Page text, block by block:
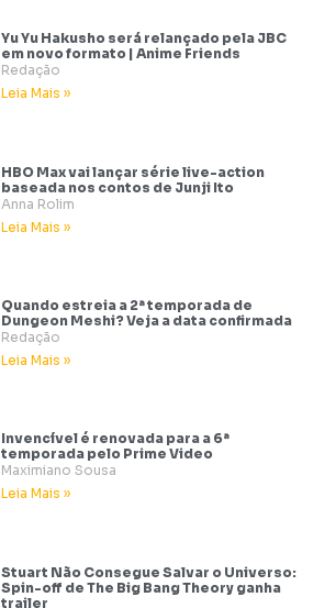
Yu Yu Hakusho será relançado pela JBC
em novo formato | Anime Friends
Redação
Leia Mais »
HBO Max vai lançar série live-action
baseada nos contos de Junji Ito
Anna Rolim
Leia Mais »
Quando estreia a 2ª temporada de
Dungeon Meshi? Veja a data confirmada
Redação
Leia Mais »
Invencível é renovada para a 6ª
temporada pelo Prime Video
Maximiano Sousa
Leia Mais »
Stuart Não Consegue Salvar o Universo:
Spin-off de The Big Bang Theory ganha
trailer